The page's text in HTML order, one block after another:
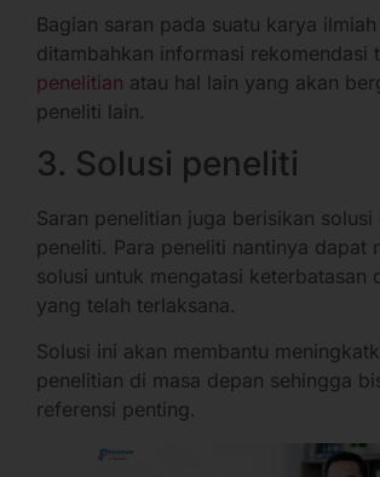
Bagian saran pada suatu karya
ditambahkan informasi rekomendasi
penelitian atau hal lain yang akan
peneliti lain.
3. Solusi peneliti
Saran penelitian juga berisikan solusi
peneliti. Para peneliti nantinya dapat
solusi untuk mengatasi keterbatasan
yang telah terlaksana.
Solusi ini akan membantu
penelitian di masa depan sehingga
referensi penting.